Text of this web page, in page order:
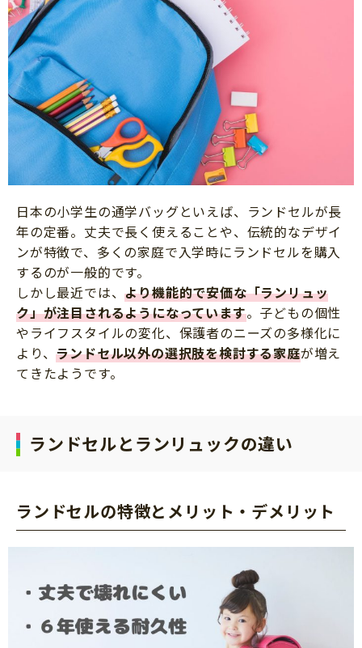
日本の小学生の通学バッグといえば、ランドセルが長
年の定番。丈夫で長く使えることや、伝統的なデザイ
ンが特徴で、多くの家庭で入学時にランドセルを購入
するのが一般的です。
しかし最近では、より機能的で安価な「ランリュッ
ク」が注目されるようになっています。子どもの個性
やライフスタイルの変化、保護者のニーズの多様化に
より、ランドセル以外の選択肢を検討する家庭が増え
てきたようです。
ランドセルとランリュックの違い
ランドセルの特徴とメリット・デメリット